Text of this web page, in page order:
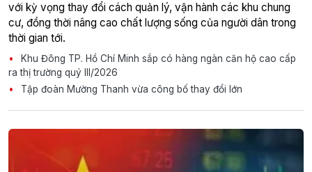
với kỳ vọng thay đổi cách quản lý, vận hành các khu chung
cư, đồng thời nâng cao chất lượng sống của người dân trong
thời gian tới.
Khu Đông TP. Hồ Chí Minh sắp có hàng ngàn căn hộ cao cấp
ra thị trường quý III/2026
Tập đoàn Mường Thanh vừa công bố thay đổi lớn